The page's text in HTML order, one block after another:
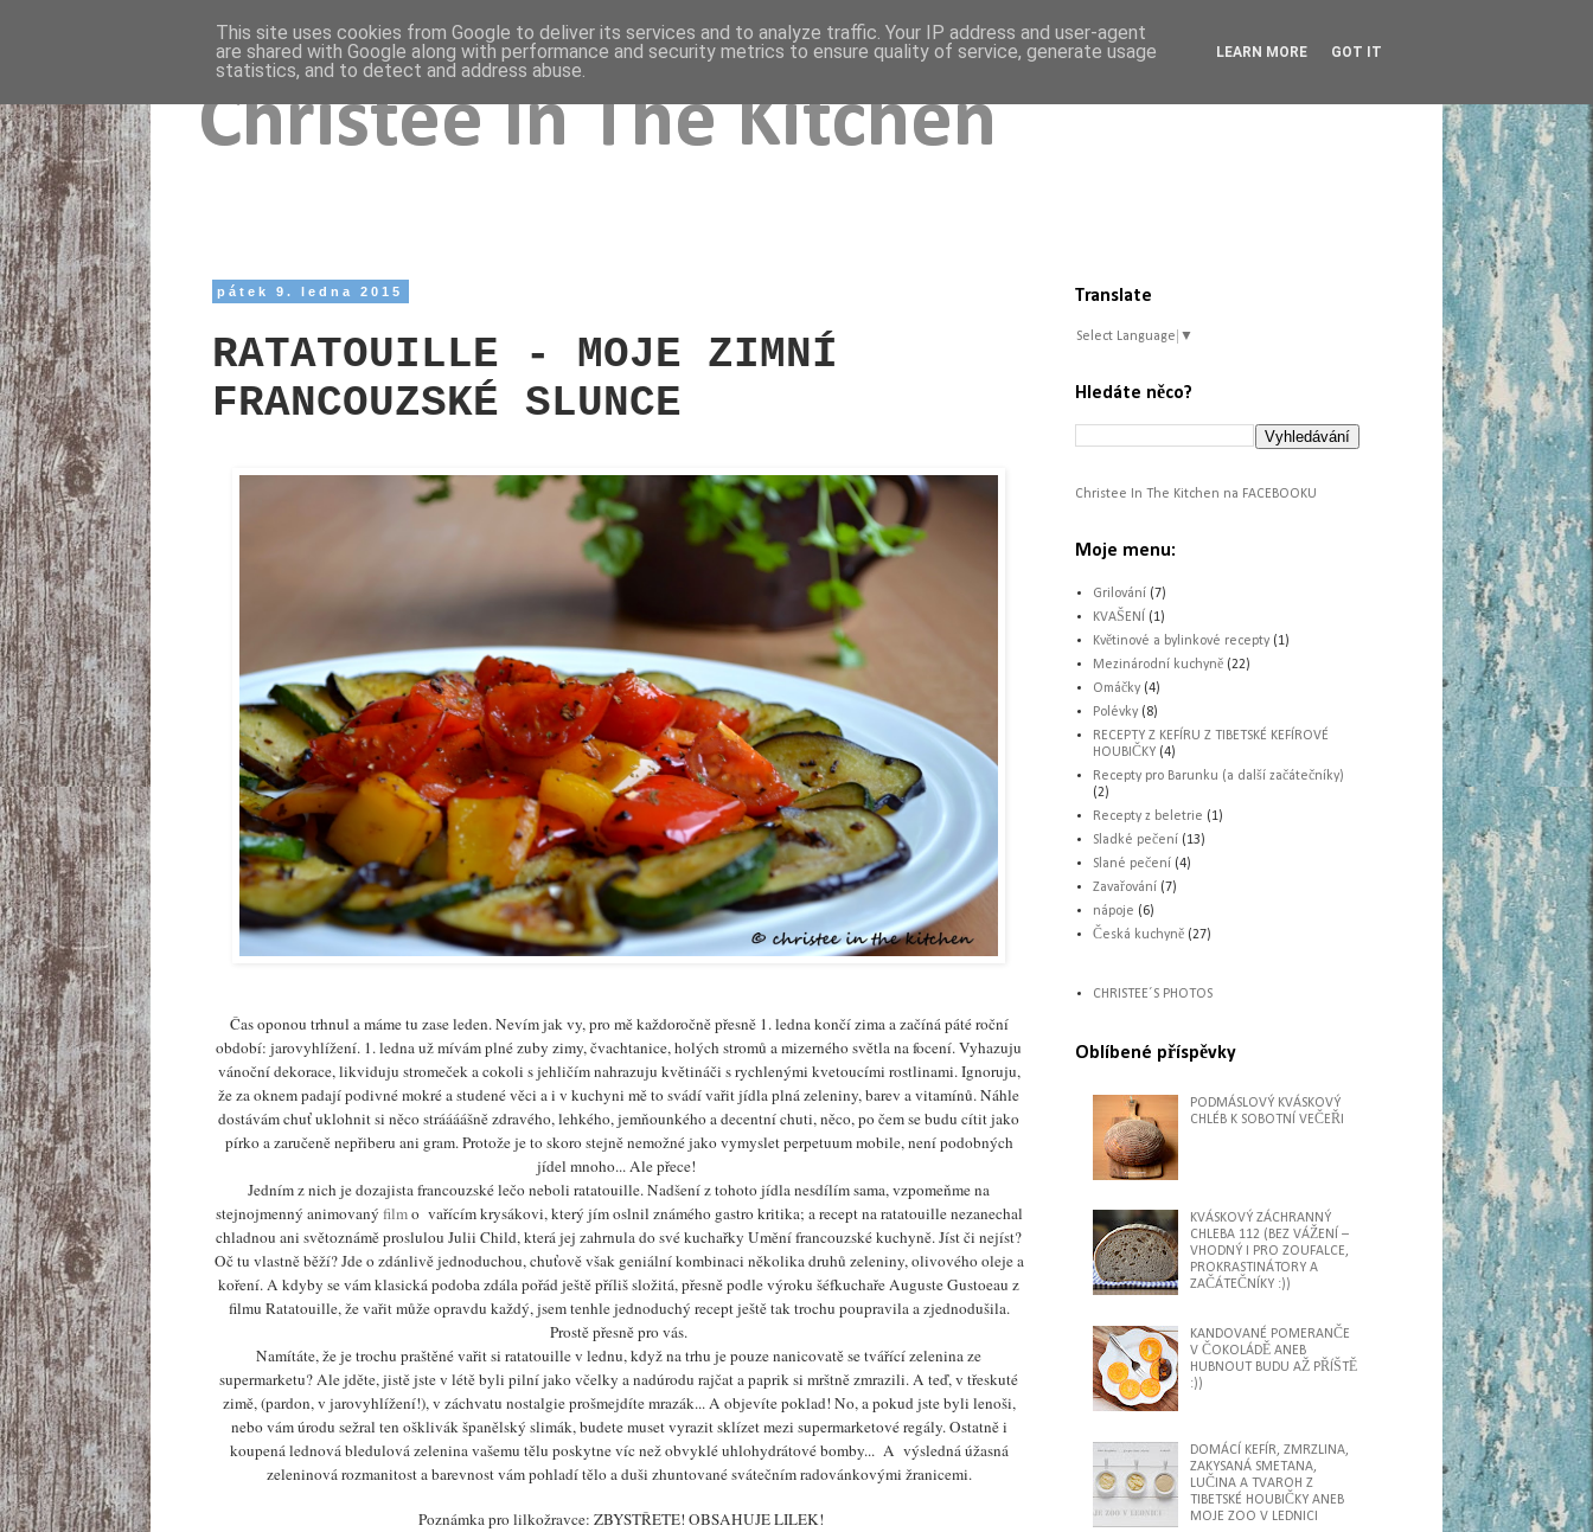
Christee In The Kitchen
pátek 9. ledna 2015
RATATOUILLE - MOJE ZIMNÍ
FRANCOUZSKÉ SLUNCE
Čas oponou trhnul a máme tu zase leden. Nevím jak vy, pro mě každoročně přesně 1. ledna končí zima a začíná páté roční
období: jarovyhlížení. 1. ledna už mívám plné zuby zimy, čvachtanice, holých stromů a mizerného světla na focení. Vyhazuju
vánoční dekorace, likviduju stromeček a cokoli s jehličím nahrazuju květináči s rychlenými kvetoucími rostlinami. Ignoruju,
že za oknem padají podivné mokré a studené věci a i v kuchyni mě to svádí vařit jídla plná zeleniny, barev a vitamínů.Náhle
dostávám chuť uklohnit si něco stráááášně zdravého, lehkého, jemňounkého a decentní chuti, něco, po čem se budu cítit jako
pírko a zaručeně nepřiberu ani gram. Protože je to skoro stejně nemožné jako vymyslet perpetuum mobile, není podobných
jídel mnoho... Ale přece!
Jedním z nich je dozajista francouzské lečo neboli ratatouille. Nadšení z tohoto jídla nesdílím sama, vzpomeňme na
stejnojmenný animovaný filmo vařícím krysákovi, který jím oslnil známého gastro kritika; a recept na ratatouille nezanechal
chladnou ani světoznámě proslulou Julii Child, která jej zahrnula do své kuchařky Umění francouzské kuchyně. Jíst či nejíst?
Oč tu vlastně běží? Jde o zdánlivě jednoduchou, chuťově však geniální kombinaci několika druhů zeleniny, olivového oleje a
koření. A kdyby se vám klasická podoba zdála pořád ještě příliš složitá, přesně podle výroku šéfkuchaře Auguste Gustoeau z
filmu Ratatouille, že vařit může opravdu každý, jsem tenhle jednoduchý recept ještě tak trochu poupravila a zjednodušila.
Prostě přesně pro vás.
Namítáte, že je trochu praštěné vařit si ratatouille v lednu, když na trhu je pouze nanicovatě se tvářící zelenina ze
supermarketu? Ale jděte, jistě jste v létě byli pilní jako včelky a nadúrodu rajčat a paprik si mrštně zmrazili. A teď, v třeskuté
zimě, (pardon, v jarovyhlížení!), v záchvatu nostalgie prošmejdíte mrazák... A objevíte poklad! No, a pokud jste byli lenoši,
nebo vám úrodu sežral ten ošklivák španělský slimák, budete muset vyrazit sklízet mezi supermarketové regály. Ostatně i
koupená lednová bledulová zelenina vašemu tělu poskytne víc než obvyklé uhlohydrátové bomby... A výsledná úžasná
zeleninová rozmanitost a barevnost vám pohladí tělo a duši zhuntované svátečním radovánkovými žranicemi.
Poznámka pro lilkožravce: ZBYSTŘETE! OBSAHUJE LILEK!
Translate
Select Language ▼
Hledáte něco?
Christee In The Kitchen na FACEBOOKU
Moje menu:
Grilování (7)
KVAŠENÍ
(1)
Květinové a bylinkové recepty (1)
Mezinárodní kuchyně (22)
Omáčky (4)
Polévky (8)
RECEPTY Z KEFÍRU Z TIBETSKÉ KEFÍROVÉ
HOUBIČKY (4)
Recepty pro Barunku (a další začátečníky)
(2)
Recepty z beletrie (1)
Sladké pečení (13)
Slané pečení (4)
Zavařování (7)
nápoje (6)
Česká kuchyně (27)
CHRISTEE´S PHOTOS
Oblíbené příspěvky
PODMÁSLOVÝ KVÁSKOVÝ
CHLÉB K SOBOTNÍ VEČEŘI
KVÁSKOVÝ ZÁCHRANNÝ
CHLEBA 112 (BEZ VÁŽENÍ –
VHODNÝ I PRO ZOUFALCE,
PROKRASTINÁTORY A
ZAČÁTEČNÍKY :))
KANDOVANÉ POMERANČE
V ČOKOLÁDĚ ANEB
HUBNOUT BUDU AŽ PŘÍŠTĚ
:))
DOMÁCÍ KEFÍR, ZMRZLINA,
ZAKYSANÁ SMETANA,
LUČINA A TVAROH Z
TIBETSKÉ HOUBIČKY ANEB
MOJE ZOO V LEDNICI
This site uses cookies from Google to deliver its services and to analyze traffic. Your IP address and user-agent
are shared with Google along with performance and security metrics to ensure quality of service, generate usage
statistics, and to detect and address abuse.
LEARN MORE GOT IT